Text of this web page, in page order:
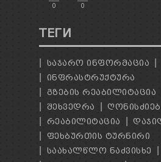
0 0
ТЕГИ
ᲡᲐᲯᲐᲠᲝ ᲘᲜᲤᲝᲠᲛᲐᲪᲘᲐ
ᲘᲜᲤᲠᲐᲡᲢᲠᲣᲥᲢᲣᲠᲐ
ᲒᲖᲔᲑᲘᲡ ᲠᲔᲐᲑᲘᲚᲘᲢᲐᲪᲘᲐ
ᲨᲔᲮᲕᲔᲓᲠᲐ
ᲠᲔᲐᲑᲘᲚᲘᲢᲐᲪᲘᲐ
ᲤᲔᲮᲑᲣᲠᲗᲘᲡ ᲢᲣᲠᲜᲘᲠᲘ
ᲡᲐᲐᲮᲐᲚᲬᲚᲝ ᲜᲐᲫᲕᲘᲡᲮᲔ